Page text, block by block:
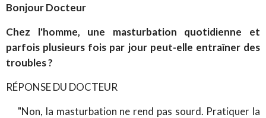
Bonjour Docteur
Chez l'homme, une masturbation quotidienne et
parfois plusieurs fois par jour peut-elle entraîner des
troubles ?
RÉPONSE DU DOCTEUR
"Non, la masturbation ne rend pas sourd. Pratiquer la